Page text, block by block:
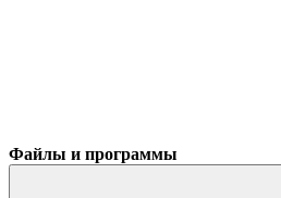
Файлы и программы